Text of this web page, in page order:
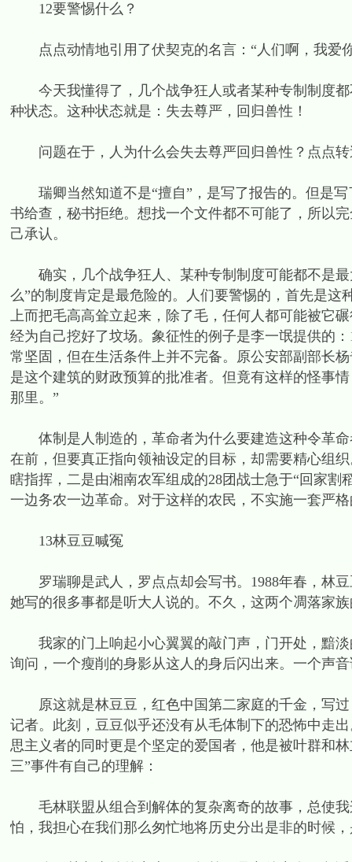
12要警惕什么？
点点动情地引用了伏契克的名言：“人们啊，我爱
今天我懂得了，几个战争狂人或者某种专制制度都
种状态。这种状态就是：失去尊严，回归兽性！
问题在于，人为什么会失去尊严回归兽性？点点转
瑞卿当然知道不是“擅自”，是写了报告的。但是写
书给查，秘书拒绝。想找一个文件都不可能了，所以
己承认。
确实，几个战争狂人、某种专制制度可能都不是最
么”的制度肯定是最危险的。人们要警惕的，首先是
上而把毛高高耸立起来，除了毛，任何人都可能被它
经为自己挖好了坟场。象征性的例子是李一氓提供的
常坚固，但在生活条件上并不完备。原公安部副部长
是这个建筑的财政预算的批准者。但竟有这样的怪事
那里。”
体制是人制造的，革命者为什么要建造这种令革命
在前，但要真正指向领袖设定的目标，却需要精心组
瞎指挥，二是由湘南农军组成的28团战士急于“回家
一边务农一边革命。对于这样的农民，不实施一套严
13林豆豆喊冤
罗瑞聊是武人，罗点点却会写书。1988年春，林豆
她写的很多事都是听大人说的。不久，这两个凋落家
我家的门上响起小心翼翼的敲门声，门开处，黯淡
询问，一个瘦削的身影从这人的身后闪出来。一个声
原这就是林豆豆，红色中国第二家庭的千金，写过
记者。此刻，豆豆似乎还没有从毛体制下的恐怖中走
思主义者的同时更是个坚定的爱国者，他是被叶群和
三”事件有自己的理解：
毛林联盟从组合到解体的复杂离奇的故事，总使我
怕，我担心在我们那么匆忙地将历史分出是非的时候